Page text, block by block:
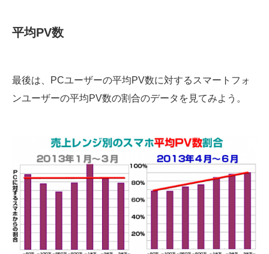
平均PV数
最後は、PCユーザーの平均PV数に対するスマートフォ
ンユーザーの平均PV数の割合のデータを見てみよう。